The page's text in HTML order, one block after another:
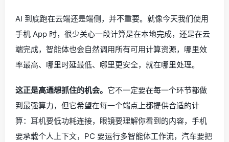
AI 到底跑在云端还是端侧，并不重要。就像今天我们使用
手机 App 时，很少关心一段计算是在本地完成，还是在云
端完成，智能体也会自然调用所有可用计算资源，哪里效
率最高、哪里时延最低、哪里更安全，就在哪里处理。
这正是高通想抓住的机会。 它不一定要在每一个环节都做
到最强算力，但它希望在每一个端点上都提供合适的计
算：耳机要低功耗连接，眼镜要理解你看到的内容，手机
要承载个人上下文，PC 要运行多智能体工作流，汽车要把